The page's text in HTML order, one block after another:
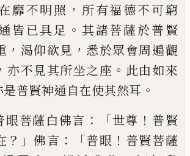
靡不明照 ， 所有福德不可窮
皆 已具足 。 其諸菩薩於普賢
， 渴仰欲見 ， 悉於眾會周遍觀
，亦不見其所坐之座 。 此由如來
是普賢神通自在使其然耳 。
眼菩薩白佛言 ：「世尊 ！ 普賢
？」佛言 ：「普眼 ！ 普賢菩薩